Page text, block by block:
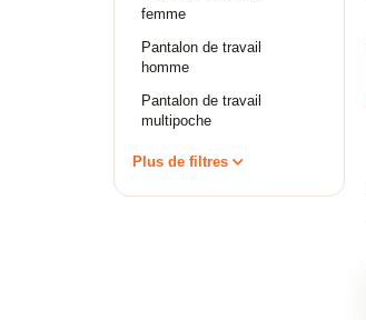
femme
Pantalon de travail
homme
Pantalon de travail
multipoche
Plus de filtres